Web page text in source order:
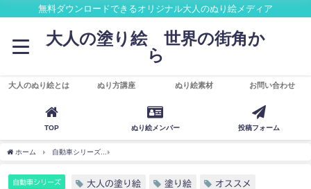
無料ダウンロードできるオリジナル大人のぬり絵メディア
大人の塗り絵 世界の街角か
ら
大人のぬり絵とは ぬり方講座 ぬり絵素材 お問い合わせ
TOP ぬり絵メンバー 投稿フォーム
ホーム 自動車シリーズ
自動車シリーズ 大人の塗り絵 塗り絵 オススメ